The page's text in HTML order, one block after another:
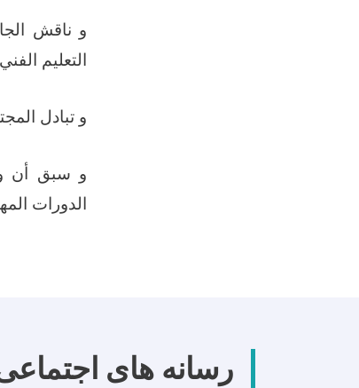
و ناقش
التعليم
و تبادل
و سبق أن
الدورات
رسانه های